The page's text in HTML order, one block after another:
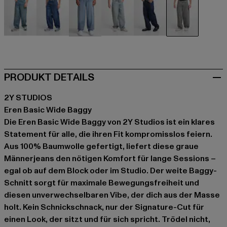
PRODUKT DETAILS
2Y STUDIOS
Eren Basic Wide Baggy
Die Eren Basic Wide Baggy von 2Y Studios ist ein klares
Statement für alle, die ihren Fit kompromisslos feiern.
Aus 100% Baumwolle gefertigt, liefert diese graue
Männerjeans den nötigen Komfort für lange Sessions –
egal ob auf dem Block oder im Studio. Der weite Baggy-
Schnitt sorgt für maximale Bewegungsfreiheit und
diesen unverwechselbaren Vibe, der dich aus der Masse
holt. Kein Schnickschnack, nur der Signature-Cut für
einen Look, der sitzt und für sich spricht. Trödel nicht,